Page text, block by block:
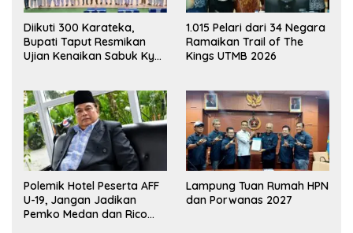
Diikuti 300 Karateka,
Bupati Taput Resmikan
Ujian Kenaikan Sabuk Kyu
1.015 Pelari dari 34 Negara
Ramaikan Trail of The
Kings UTMB 2026
Polemik Hotel Peserta AFF
U-19, Jangan Jadikan
Pemko Medan dan Rico
Lampung Tuan Rumah HPN
dan Porwanas 2027